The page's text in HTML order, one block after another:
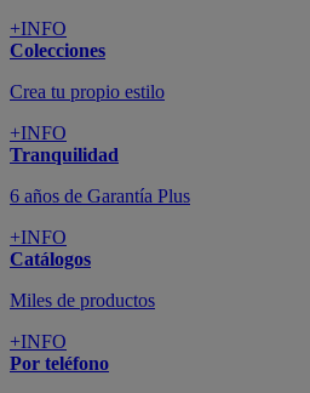
+INFO
Colecciones
Crea tu propio estilo
+INFO
Tranquilidad
6 años de Garantía Plus
+INFO
Catálogos
Miles de productos
+INFO
Por teléfono